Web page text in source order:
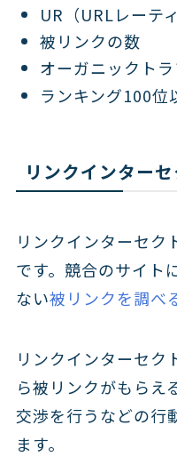
UR（URLレーテ
被リンクの数
オーガニックト
ランキング100位
リンクインターセ
リンクインターセク
です。競合のサイト
ない被リンクを調べ
リンクインターセク
ら被リンクがもらえ
交渉を行うなどの行
ます。